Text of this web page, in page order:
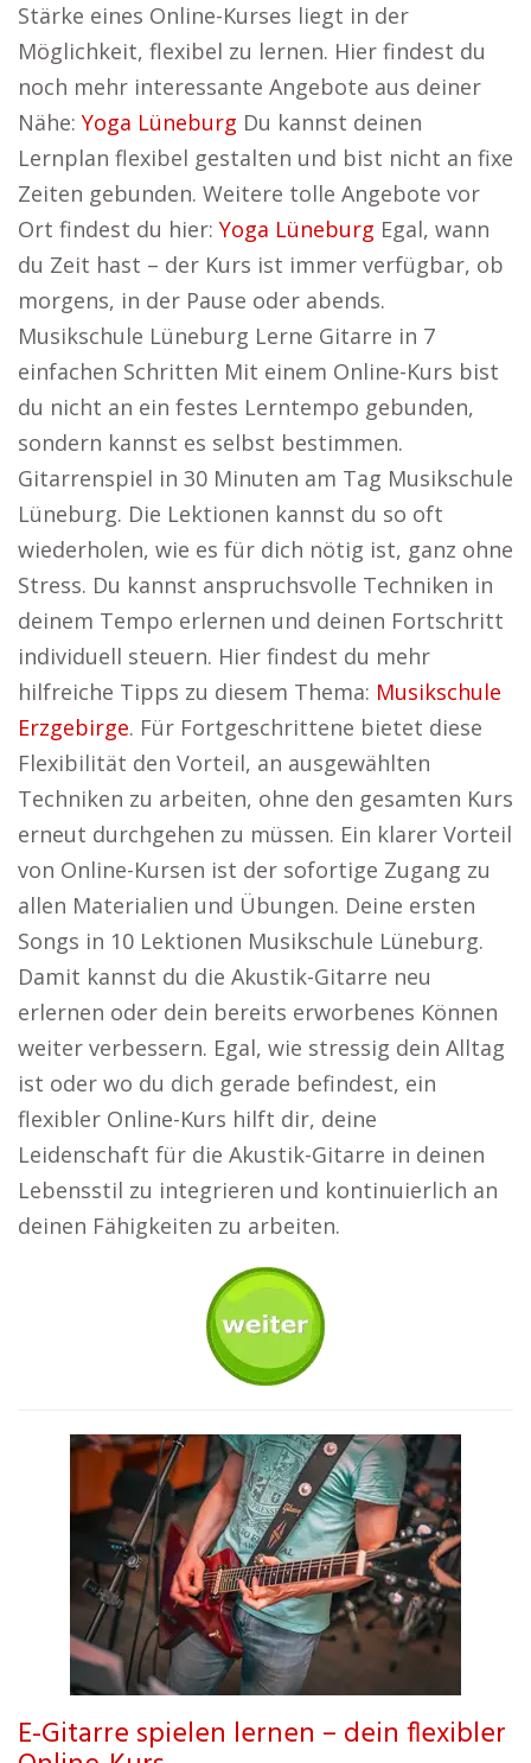
Stärke eines Online-Kurses liegt in der
Möglichkeit, flexibel zu lernen. Hier findest du
noch mehr interessante Angebote aus deiner
Nähe: Yoga Lüneburg Du kannst deinen
Lernplan flexibel gestalten und bist nicht an fixe
Zeiten gebunden. Weitere tolle Angebote vor
Ort findest du hier: Yoga Lüneburg Egal, wann
du Zeit hast – der Kurs ist immer verfügbar, ob
morgens, in der Pause oder abends.
Musikschule Lüneburg Lerne Gitarre in 7
einfachen Schritten Mit einem Online-Kurs bist
du nicht an ein festes Lerntempo gebunden,
sondern kannst es selbst bestimmen.
Gitarrenspiel in 30 Minuten am Tag Musikschule
Lüneburg. Die Lektionen kannst du so oft
wiederholen, wie es für dich nötig ist, ganz ohne
Stress. Du kannst anspruchsvolle Techniken in
deinem Tempo erlernen und deinen Fortschritt
individuell steuern. Hier findest du mehr
hilfreiche Tipps zu diesem Thema: Musikschule
Erzgebirge. Für Fortgeschrittene bietet diese
Flexibilität den Vorteil, an ausgewählten
Techniken zu arbeiten, ohne den gesamten Kurs
erneut durchgehen zu müssen. Ein klarer Vorteil
von Online-Kursen ist der sofortige Zugang zu
allen Materialien und Übungen. Deine ersten
Songs in 10 Lektionen Musikschule Lüneburg.
Damit kannst du die Akustik-Gitarre neu
erlernen oder dein bereits erworbenes Können
weiter verbessern. Egal, wie stressig dein Alltag
ist oder wo du dich gerade befindest, ein
flexibler Online-Kurs hilft dir, deine
Leidenschaft für die Akustik-Gitarre in deinen
Lebensstil zu integrieren und kontinuierlich an
deinen Fähigkeiten zu arbeiten.
E-Gitarre spielen lernen – dein flexibler